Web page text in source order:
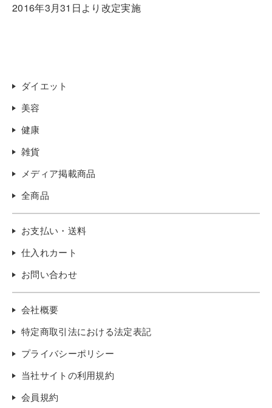
2016年3月31日より改定実施
ダイエット
美容
健康
雑貨
メディア掲載商品
全商品
お支払い・送料
仕入れカート
お問い合わせ
会社概要
特定商取引法における法定表記
プライバシーポリシー
当社サイトの利用規約
会員規約